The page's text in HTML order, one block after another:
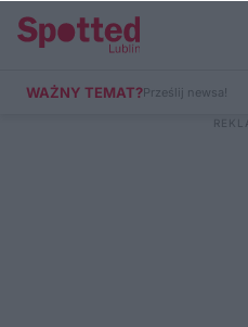
WAŻNY TEMAT?Prześlij newsa!